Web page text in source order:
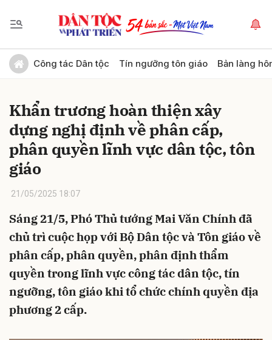
Công tác Dân tộc Tín ngưỡng tôn giáo Bản làng
Khẩn trương hoàn thiện xây
dựng nghị định về phân cấp,
phân quyền lĩnh vực dân tộc, tôn
giáo
21/05/2025 18:07
Sáng 21/5, Phó Thủ tướng Mai Văn Chính đã
chủ trì cuộc họp với Bộ Dân tộc và Tôn giáo về
phân cấp, phân quyền, phân định thẩm
quyền trong lĩnh vực công tác dân tộc, tín
ngưỡng, tôn giáo khi tổ chức chính quyền địa
phương 2 cấp.
Gửi bình luận